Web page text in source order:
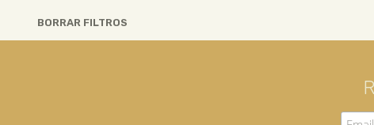
BORRAR FILTROS